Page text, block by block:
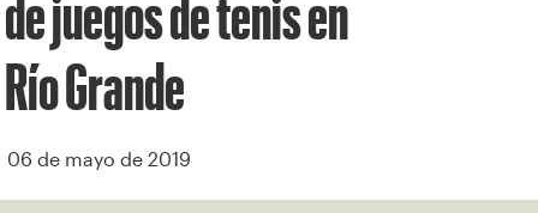
de juegos de tenis en
Río Grande
06 de mayo de 2019